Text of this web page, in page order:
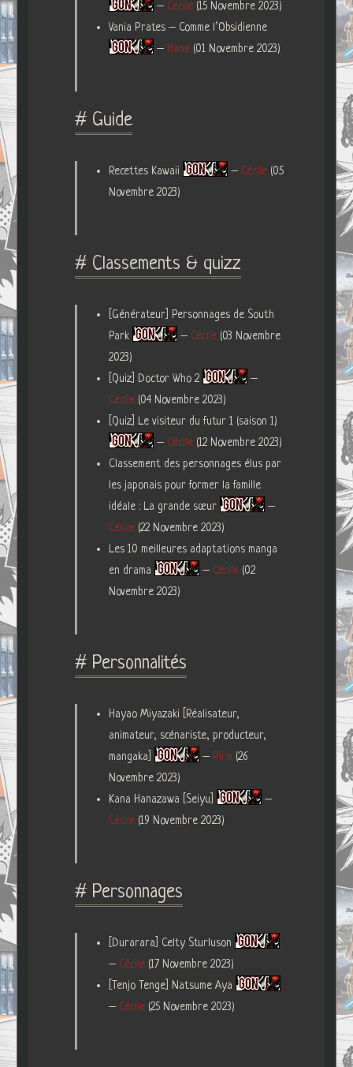
– Cécile(15 Novembre 2023)
Vania Prates – Comme l’Obsidienne
– Hane(01 Novembre 2023)
# Guide
Recettes Kawaii – Cécile(05
Novembre 2023)
# Classements & quizz
[Générateur] Personnages de South
Park
– Cécile(03 Novembre
2023)
[Quiz] Doctor Who 2
–
Cécile(04 Novembre 2023)
[Quiz] Le visiteur du futur 1 (saison 1)
– Cécile(12 Novembre 2023)
Classement des personnages élus par
les japonais pour former la famille
idéale : La grande sœur
–
Cécile(22 Novembre 2023)
Les 10 meilleures adaptations manga
en drama
– Cécile(02
Novembre 2023)
# Personnalités
Hayao Miyazaki [Réalisateur,
animateur, scénariste, producteur,
mangaka]
– Ririx(26
Novembre 2023)
Kana Hanazawa [Seiyu]
–
Cécile(19 Novembre 2023)
# Personnages
[Durarara] Celty Sturluson
– Cécile(17 Novembre 2023)
[Tenjo Tenge] Natsume Aya
– Cécile(25 Novembre 2023)